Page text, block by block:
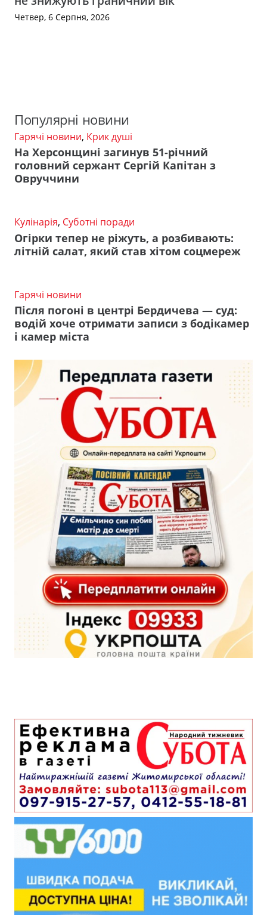
Четвер, 6 Серпня, 2026
Популярні новини
Гарячі новини, Крик душі
На Херсонщині загинув 51-річний
головний сержант Сергій Капітан з
Овруччини
Кулінарія, Суботні поради
Огірки тепер не ріжуть, а розбивають:
літній салат, який став хітом соцмереж
Гарячі новини
Після погоні в центрі Бердичева — суд:
водій хоче отримати записи з бодікамер
і камер міста